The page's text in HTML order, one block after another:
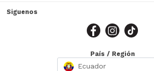
Siguenos
País / Región
Ecuador